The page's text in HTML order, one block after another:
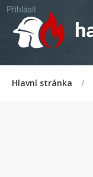
Přihlásit
Hlavní stránka /